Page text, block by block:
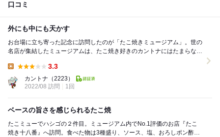
口コミ
外にも中にも天かす
お台場に立ち寄った記念に訪問したのが「たこ焼きミュージアム」。世の
名店が集結したミュージアムは、たこ焼き好きのカントナにはたまらな
3.3
カントナ （2223）
2022/08 訪問
1回
ベースの旨さを感じられるたこ焼
たこミューでハシゴの２件目。ミュージアム内でNo.1評価のお店『たこ
焼き十八番』へ訪問。食べた物は3種盛り、ソース、塩、おろしポン酢で